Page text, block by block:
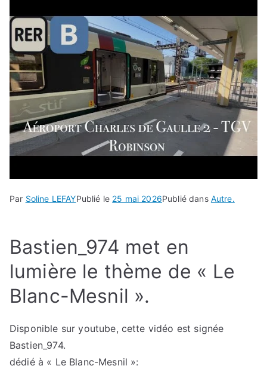
Par Soline LEFAYPublié le 25 mai 2026Publié dans Autre.
Bastien_974 met en
lumière le thème de « Le
Blanc-Mesnil ».
Disponible sur youtube, cette vidéo est signée
Bastien_974.
dédié à « Le Blanc-Mesnil »: